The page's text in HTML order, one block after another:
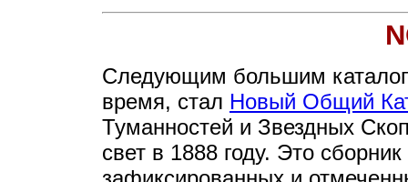
Следующим большим
время, стал Новый Общий
Туманностей и Звездных
свет в 1888 году. Это